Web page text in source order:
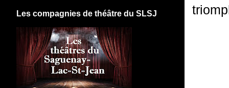
Les compagnies de théâtre du SLSJ